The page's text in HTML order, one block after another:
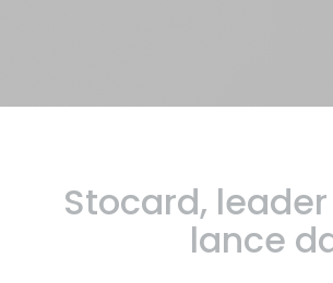
Stocard,
lance